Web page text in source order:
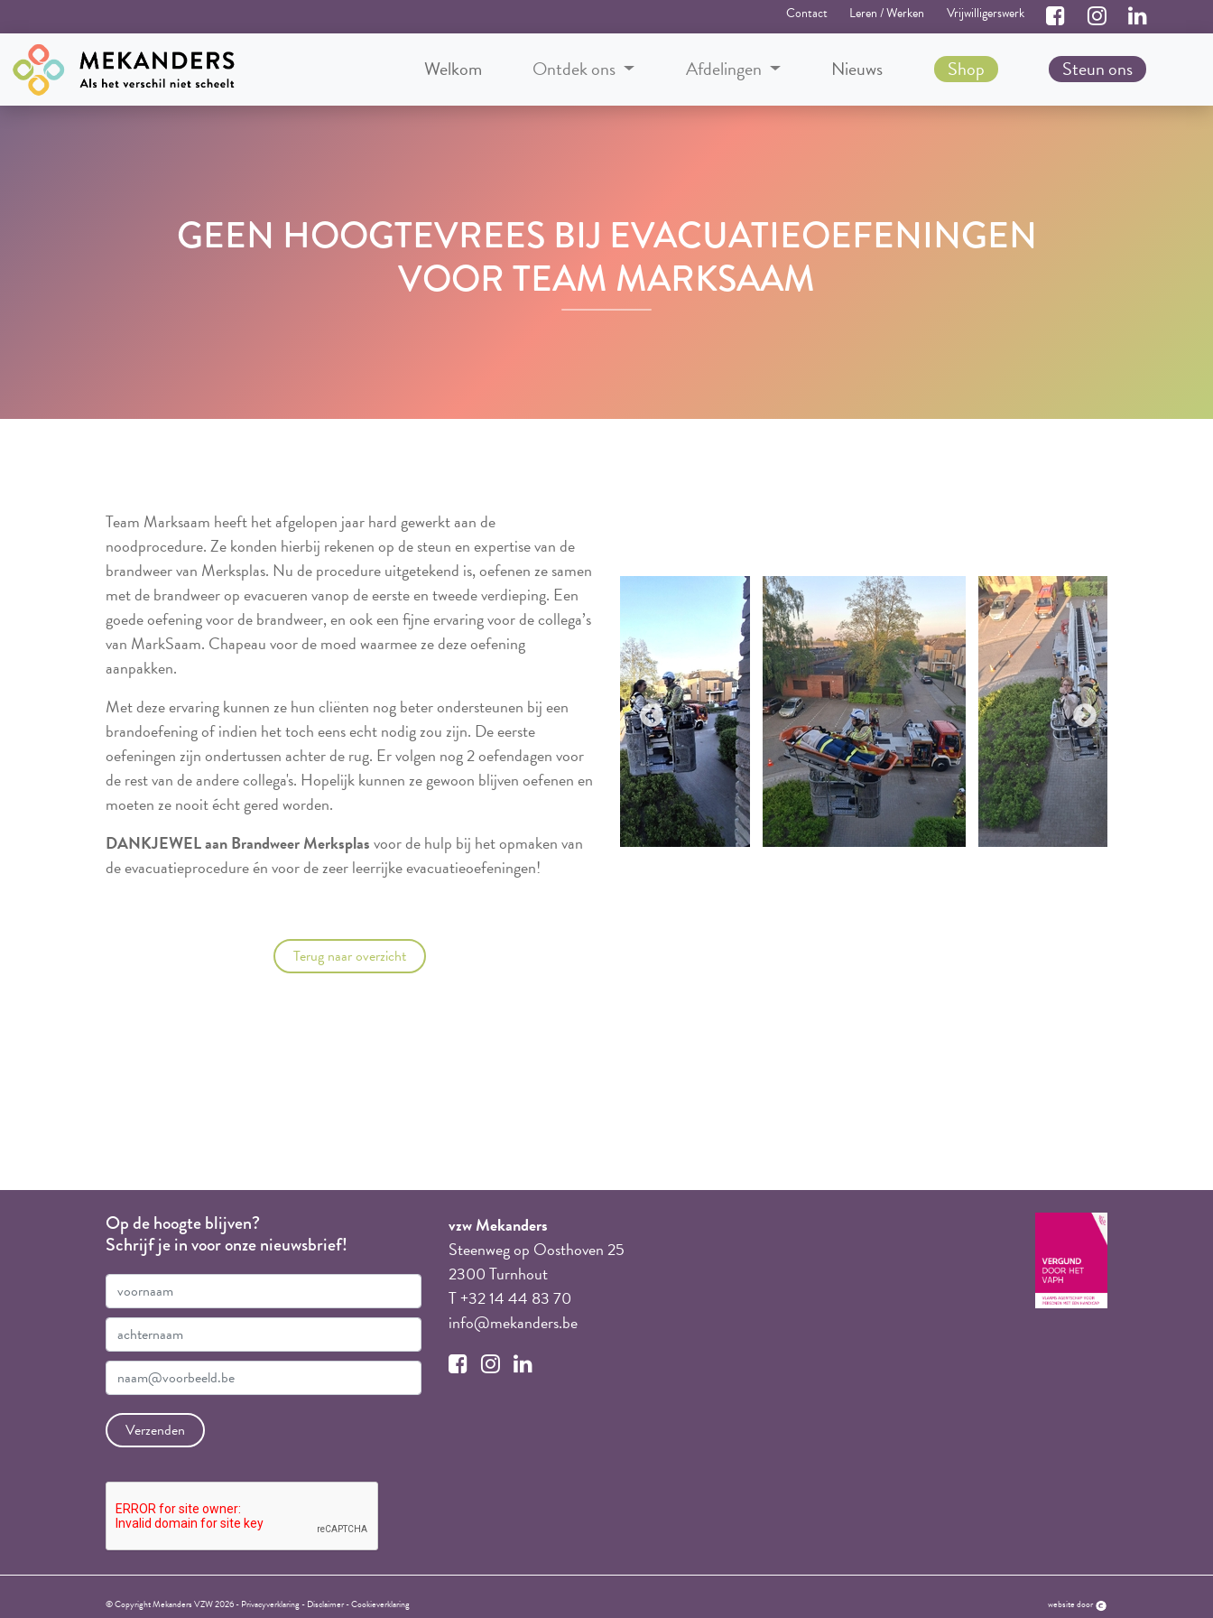
Contact Leren / Werken Vrijwilligerswerk
Welkom Ontdek ons Afdelingen Nieuws Shop Steun ons
GEEN HOOGTEVREES BIJ EVACUATIEOEFENINGEN
VOOR TEAM MARKSAAM
Team Marksaam heeft het afgelopen jaar hard gewerkt aan de
noodprocedure. Ze konden hierbij rekenen op de steun en expertise van de
brandweer van Merksplas. Nu de procedure uitgetekend is, oefenen ze samen
met de brandweer op evacueren vanop de eerste en tweede verdieping. Een
goede oefening voor de brandweer, en ook een fijne ervaring voor de collega’s
van MarkSaam. Chapeau voor de moed waarmee ze deze oefening
aanpakken.
Met deze ervaring kunnen ze hun cliënten nog beter ondersteunen bij een
brandoefening of indien het toch eens echt nodig zou zijn. De eerste
oefeningen zijn ondertussen achter de rug. Er volgen nog 2 oefendagen voor
de rest van de andere collega's. Hopelijk kunnen ze gewoon blijven oefenen en
moeten ze nooit écht gered worden.
DANKJEWEL aan Brandweer Merksplasvoor de hulp bij het opmaken van
de evacuatieprocedure én voor de zeer leerrijke evacuatieoefeningen!
Terug naar overzicht
Op de hoogte blijven?
Schrijf je in voor onze nieuwsbrief!
vzw Mekanders
Steenweg op Oosthoven 25
2300 Turnhout
T +32 14 44 83 70
info@mekanders.be
© Copyright Mekanders VZW 2026 - Privacyverklaring- Disclaimer-Cookieverklaring website door